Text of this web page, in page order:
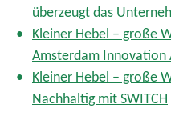
überzeugt das
Kleiner Hebel – große
Amsterdam
Kleiner Hebel – große
Nachhaltig mit SWITCH